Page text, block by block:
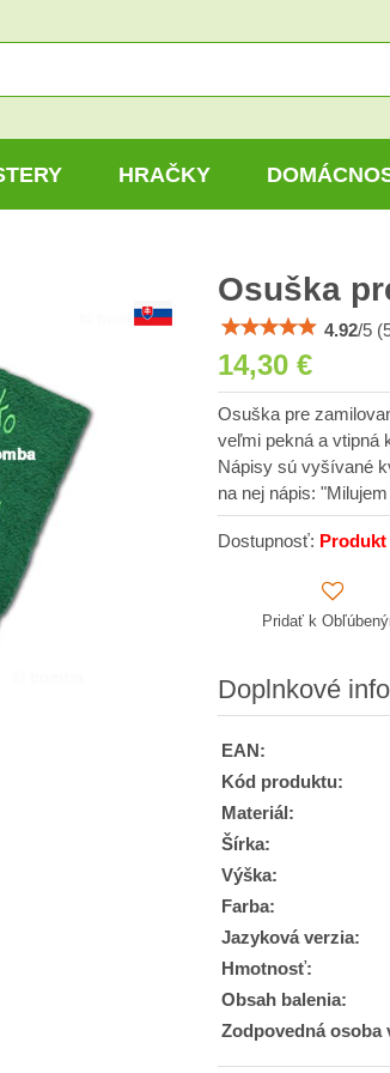
HRAČKY
Osuška
4.92/5 (
14,30 €
Osuška pre
veľmi pekná a vtipná
Nápisy sú vyšívané
na nej nápis:
Dostupnosť:
Pridať k
Doplnkové
EAN:
Kód produktu:
Materiál:
Šírka:
Výška:
Farba:
Jazyková verzia:
Hmotnosť:
Obsah balenia:
Zodpovedná osoba